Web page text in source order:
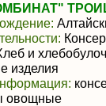
и
изделия
овощные